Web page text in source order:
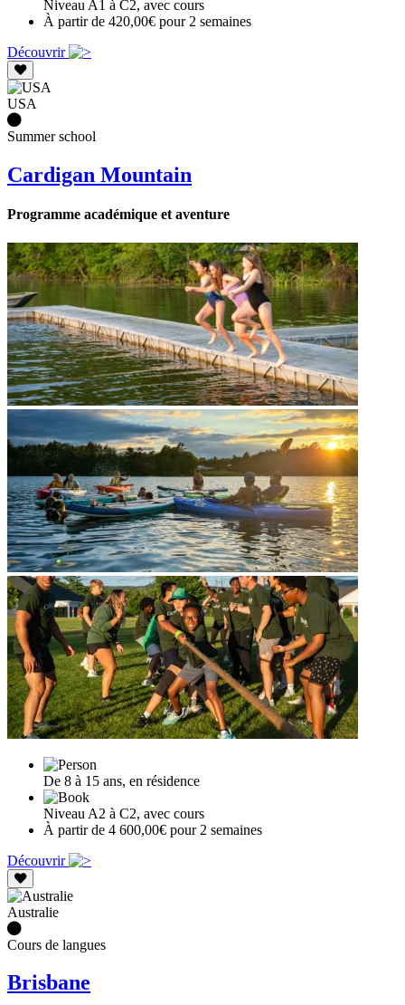
Niveau A1 à C2, avec cours
À partir de 420,00€ pour 2 semaines
Découvrir
USA
Summer school
Cardigan Mountain
Programme académique et aventure
De 8 à 15 ans, en résidence
Niveau A2 à C2, avec cours
À partir de 4 600,00€ pour 2 semaines
Découvrir
Australie
Cours de langues
Brisbane